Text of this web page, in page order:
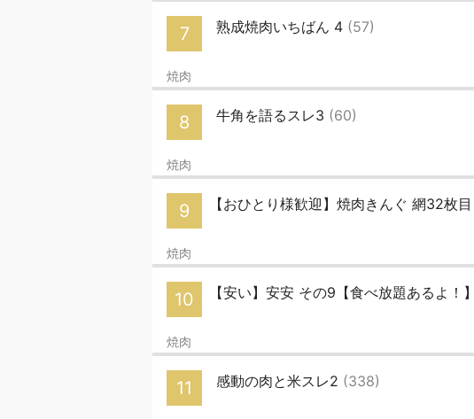
7 熟成焼肉いちばん 4 (57)
焼肉
8 牛角を語るスレ3 (60)
焼肉
9 【おひとり様歓迎】焼肉きんぐ 網32枚目
焼肉
10 【安い】安安 その9【食べ放題あるよ！】
焼肉
11 感動の肉と米スレ2 (338)